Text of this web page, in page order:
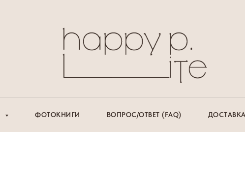
ФОТОКНИГИ ВОПРОС/ОТВЕТ (FAQ)